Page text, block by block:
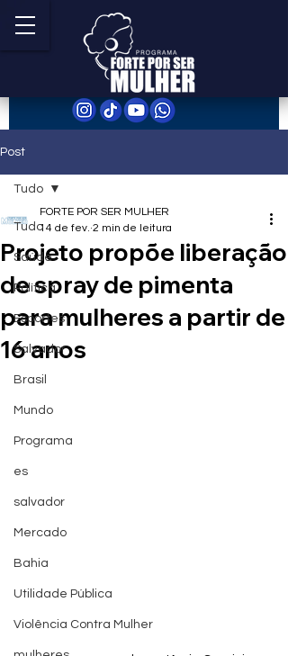
Post
Tudo
Saúde
Política
Esportes
Salvador
Brasil
Mundo
Programa
es
salvador
Mercado
Bahia
Utilidade Pública
Violência Contra Mulher
Tudo
Projeto propõe liberação
de spray de pimenta
para mulheres a partir de
16 anos
FORTE POR SER MULHER
14 de fev. 2 min de leitura